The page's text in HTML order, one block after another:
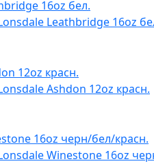
Leathbridge 16oz
Ashdon 12oz красн.
Winestone 16oz